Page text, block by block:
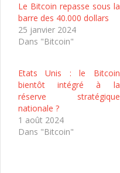
Le Bitcoin repasse sous la
barre des 40.000 dollars
25 janvier 2024
Dans "Bitcoin"
Etats Unis : le Bitcoin
bientôt intégré à la
réserve stratégique
nationale ?
1 août 2024
Dans "Bitcoin"